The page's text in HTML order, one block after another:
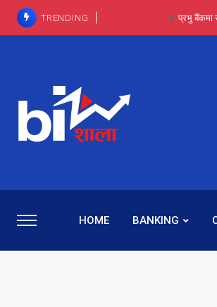
TRENDING प्रभु बैंकमा
HOME BANKING